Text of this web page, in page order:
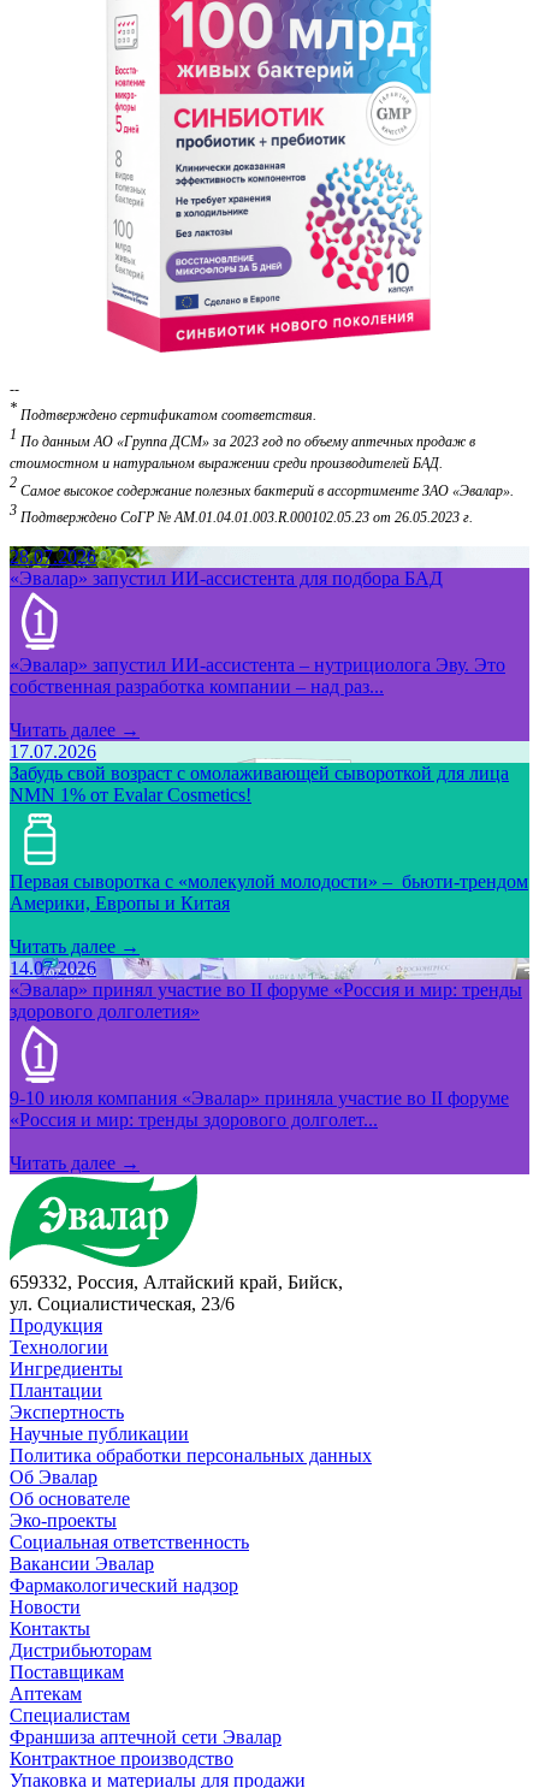
--
* Подтверждено сертификатом соответствия.
1 По данным АО «Группа ДСМ» за 2023 год по объему аптечных продаж в
стоимостном и натуральном выражении среди производителей БАД.
2 Самое высокое содержание полезных бактерий в ассортименте ЗАО «Эвалар».
3 Подтверждено СоГР № АМ.01.04.01.003.R.000102.05.23 от 26.05.2023 г.
28.07.2026
«Эвалар» запустил ИИ-ассистента для подбора БАД
«Эвалар» запустил ИИ-ассистента – нутрициолога Эву. Это
собственная разработка компании – над раз...
Читать далее →
17.07.2026
Забудь свой возраст с омолаживающей сывороткой для лица
NMN 1% от Evalar Cosmetics!
Первая сыворотка с «молекулой молодости» – бьюти-трендом
Америки, Европы и Китая
Читать далее →
14.07.2026
«Эвалар» принял участие во II форуме «Россия и мир: тренды
здорового долголетия»
9-10 июля компания «Эвалар» приняла участие во II форуме
«Россия и мир: тренды здорового долголет...
Читать далее →
659332, Россия, Алтайский край, Бийск,
ул. Социалистическая, 23/6
Продукция
Технологии
Ингредиенты
Плантации
Экспертность
Научные публикации
Политика обработки персональных данных
Об Эвалар
Об основателе
Эко-проекты
Социальная ответственность
Вакансии Эвалар
Фармакологический надзор
Новости
Контакты
Дистрибьюторам
Поставщикам
Аптекам
Специалистам
Франшиза аптечной сети Эвалар
Контрактное производство
Упаковка и материалы для продажи